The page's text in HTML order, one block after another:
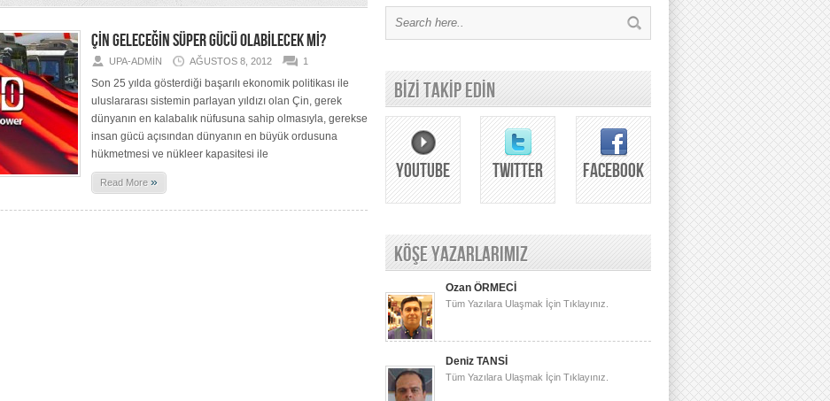
ÇİN GELECEĞİN SÜPER GÜCÜ OLABİLECEK Mİ?
UPA-ADMIN AĞUSTOS 8, 2012 1
Son 25 yılda gösterdiği başarılı ekonomik politikası ile
uluslararası sistemin parlayan yıldızı olan Çin, gerek
dünyanın en kalabalık nüfusuna sahip olmasıyla, gerekse
insan gücü açısından dünyanın en büyük ordusuna
hükmetmesi ve nükleer kapasitesi ile
Read More »
BİZİ TAKİP EDİN
YOUTUBE TWITTER FACEBOOK
KÖŞE YAZARLARIMIZ
Ozan ÖRMECİ
Tüm Yazılara Ulaşmak İçin Tıklayınız.
Deniz TANSİ
Tüm Yazılara Ulaşmak İçin Tıklayınız.